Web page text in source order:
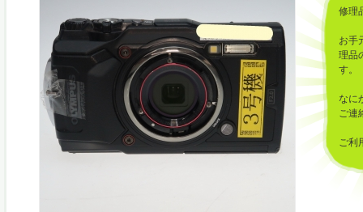
修理
お手
理品
す。
なに
ご連
ご利